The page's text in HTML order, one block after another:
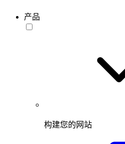
产品
构建您的网站